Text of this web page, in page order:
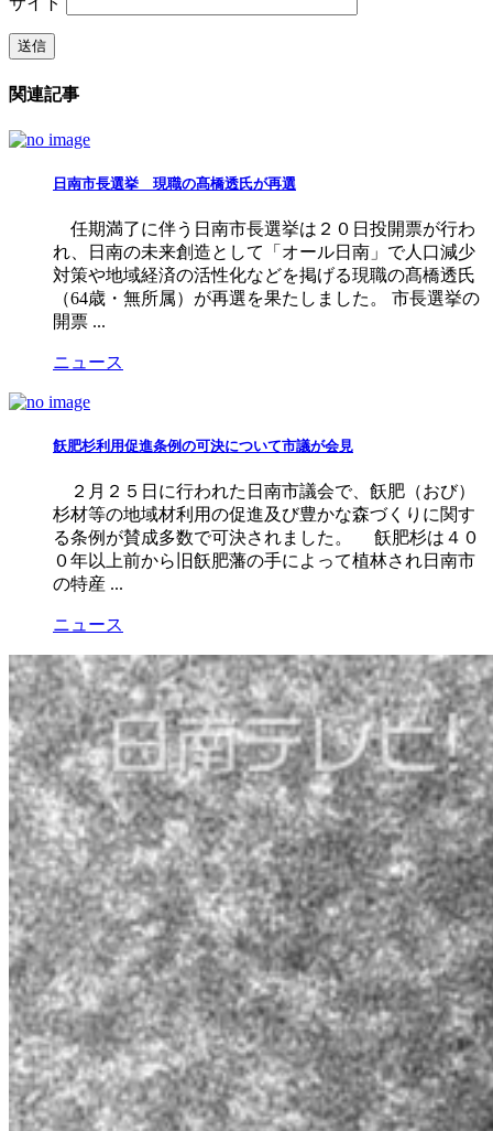
関連記事
日南市長選挙 現職の髙橋透氏が再選
任期満了に伴う日南市長選挙は２０日投開票が行わ
れ、日南の未来創造として「オール日南」で人口減少
対策や地域経済の活性化などを掲げる現職の髙橋透氏
（64歳・無所属）が再選を果たしました。 市長選挙の
開票 ...
ニュース
飫肥杉利用促進条例の可決について市議が会見
２月２５日に行われた日南市議会で、飫肥（おび）
杉材等の地域材利用の促進及び豊かな森づくりに関す
る条例が賛成多数で可決されました。 飫肥杉は４０
０年以上前から旧飫肥藩の手によって植林され日南市
の特産 ...
ニュース